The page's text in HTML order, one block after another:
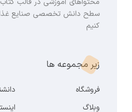
محتواهای آموزشی در قالب کتاب
سطح دانش تخصصی صنایع
کنیم
زیر مجموعه ها
فروشگاه
وبلاگ